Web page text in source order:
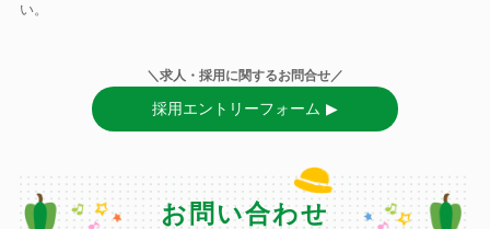
い。
求人・採用に関するお問合せ
採用エントリーフォーム
お問い合わせ